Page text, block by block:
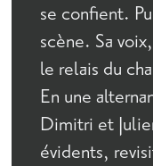
se confient.
scène. Sa
le relais du
En une
Dimitri et
évidents,